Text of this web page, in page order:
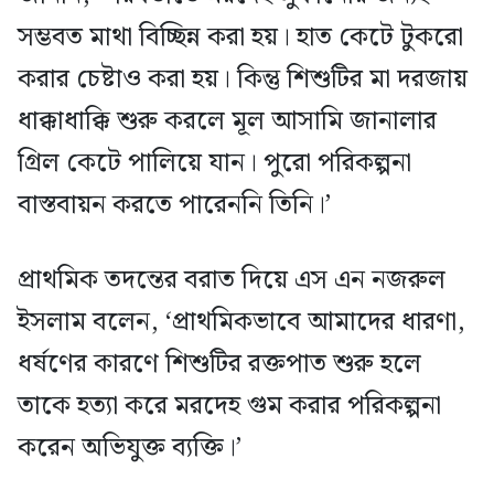
সম্ভবত মাথা বিচ্ছিন্ন করা হয়। হাত কেটে টুকরো
করার চেষ্টাও করা হয়। কিন্তু শিশুটির মা দরজায়
ধাক্কাধাক্কি শুরু করলে মূল আসামি জানালার
গ্রিল কেটে পালিয়ে যান। পুরো পরিকল্পনা
বাস্তবায়ন করতে পারেননি তিনি।’
প্রাথমিক তদন্তের বরাত দিয়ে এস এন নজরুল
ইসলাম বলেন, ‘প্রাথমিকভাবে আমাদের ধারণা,
ধর্ষণের কারণে শিশুটির রক্তপাত শুরু হলে
তাকে হত্যা করে মরদেহ গুম করার পরিকল্পনা
করেন অভিযুক্ত ব্যক্তি।’